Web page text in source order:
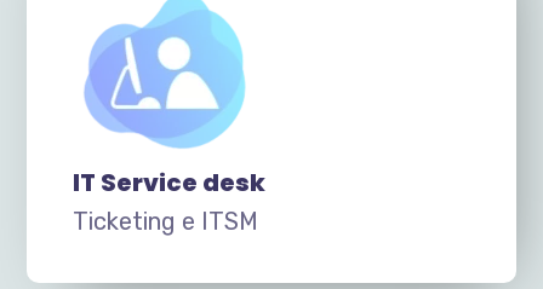
IT Service desk
Ticketing e ITSM